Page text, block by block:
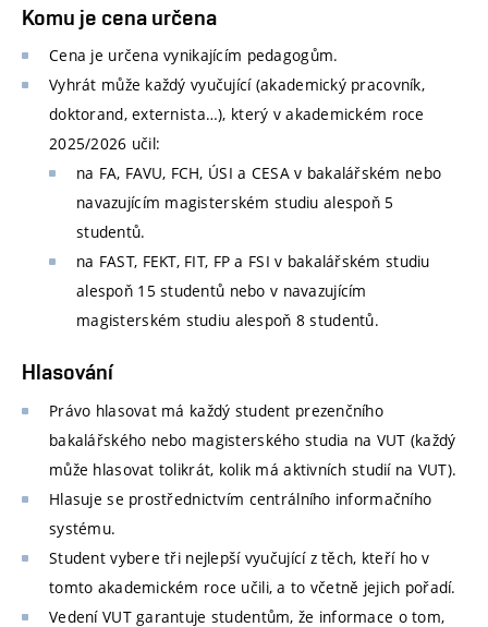
Komu je cena určena
Cena je určena vynikajícím pedagogům.
Vyhrát může každý vyučující (akademický pracovník,
doktorand, externista…), který v akademickém roce
2025/2026 učil:
na FA, FAVU, FCH, ÚSI a CESA v bakalářském nebo
navazujícím magisterském studiu alespoň 5
studentů.
na FAST, FEKT, FIT, FP a FSI v bakalářském studiu
alespoň 15 studentů nebo v navazujícím
magisterském studiu alespoň 8 studentů.
Hlasování
Právo hlasovat má každý student prezenčního
bakalářského nebo magisterského studia na VUT (každý
může hlasovat tolikrát, kolik má aktivních studií na VUT).
Hlasuje se prostřednictvím centrálního informačního
systému.
Student vybere tři nejlepší vyučující z těch, kteří ho v
tomto akademickém roce učili, a to včetně jejich pořadí.
Vedení VUT garantuje studentům, že informace o tom,